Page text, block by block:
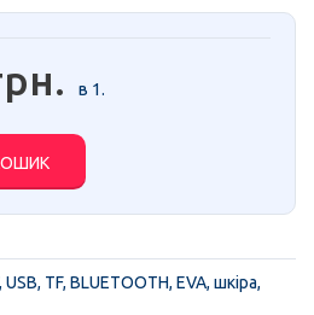
в 1.
TF, BLUETOOTH, EVA, шкіра,